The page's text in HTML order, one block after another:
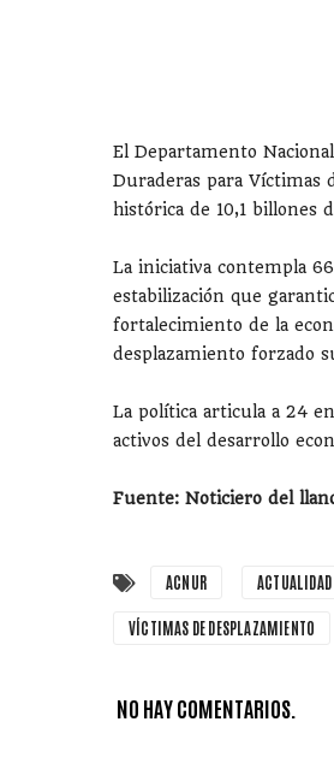
El Departamento
Duraderas para Víctimas
histórica de 10,1 billones
La iniciativa contempla
estabilización que
fortalecimiento de la
desplazamiento forzado
La política articula a 24
activos del desarrollo
Fuente: Noticiero del
ACNUR ACTUALIDAD
VÍCTIMAS DE DESPLAZAMIENTO
NO HAY COMENTARIOS.